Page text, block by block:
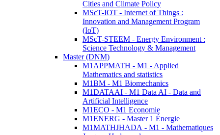
Cities and Climate Policy
MScT-IOT - Internet of Things :
Innovation and Management Program
(IoT)
MScT-STEEM - Energy Environment :
Science Technology & Management
Master (DNM)
M1APPMATH - M1 - Applied
Mathematics and statistics
M1BM - M1 Biomechanics
M1DATAAI - M1 Data AI - Data and
Artificial Intelligence
M1ECO - M1 Economie
M1ENERG - Master 1 Énergie
M1MATHJHADA - M1 - Mathematiques